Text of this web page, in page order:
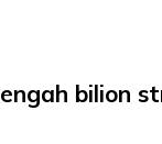
bilion